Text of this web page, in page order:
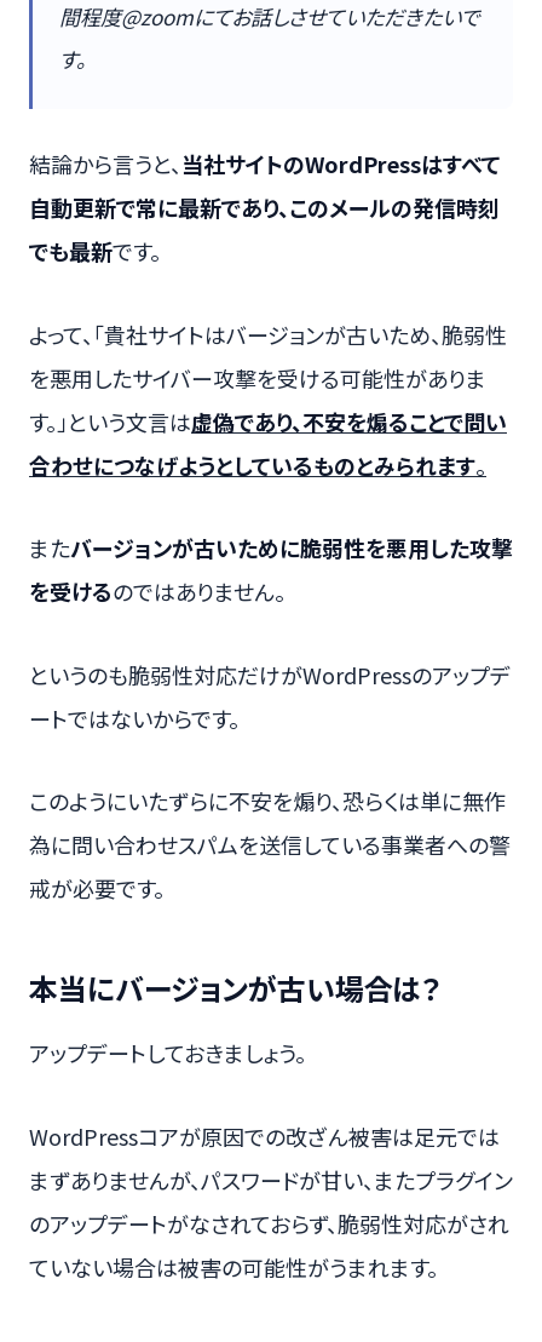
間程度@zoomにてお話しさせていただきたいで
す。
結論から言うと、当社サイトのWordPressはすべて
自動更新で常に最新であり、このメールの発信時刻
でも最新です。
よって、「貴社サイトはバージョンが古いため、脆弱性
を悪用したサイバー攻撃を受ける可能性がありま
す。」という文言は虚偽であり、不安を煽ることで問い
合わせにつなげようとしているものとみられます。
またバージョンが古いために脆弱性を悪用した攻撃
を受けるのではありません。
というのも脆弱性対応だけがWordPressのアップデ
ートではないからです。
このようにいたずらに不安を煽り、恐らくは単に無作
為に問い合わせスパムを送信している事業者への警
戒が必要です。
本当にバージョンが古い場合は？
アップデートしておきましょう。
WordPressコアが原因での改ざん被害は足元では
まずありませんが、パスワードが甘い、またプラグイン
のアップデートがなされておらず、脆弱性対応がされ
ていない場合は被害の可能性がうまれます。